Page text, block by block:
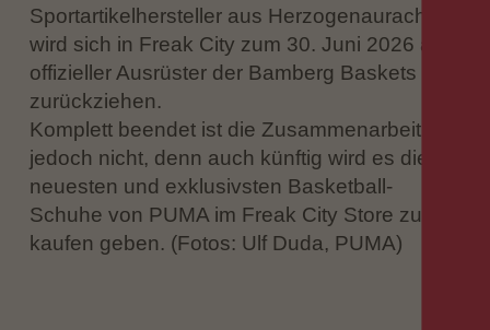
Sportartikelhersteller aus Herzogenaurach
wird sich in Freak City zum 30. Juni 2026 als
offizieller Ausrüster der Bamberg Baskets
zurückziehen.
Komplett beendet ist die Zusammenarbeit
jedoch nicht, denn auch künftig wird es die
neuesten und exklusivsten Basketball-
Schuhe von PUMA im Freak City Store zu
kaufen geben. (Fotos: Ulf Duda, PUMA)